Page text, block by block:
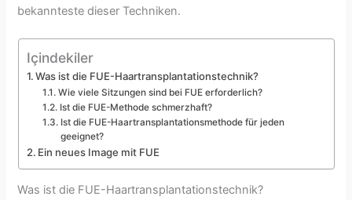
bekannteste dieser Techniken.
Içindekiler
Was ist die FUE-Haartransplantationstechnik?
Wie viele Sitzungen sind bei FUE erforderlich?
Ist die FUE-Methode schmerzhaft?
Ist die FUE-Haartransplantationsmethode für jeden
geeignet?
Ein neues Image mit FUE
Was ist die FUE-Haartransplantationstechnik?